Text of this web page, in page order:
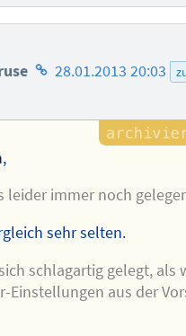
Homepage
Autors
28.01.2013 20:03
leider immer noch
sehr selten.
schlagartig gelegt, als
Einstellungen aus der